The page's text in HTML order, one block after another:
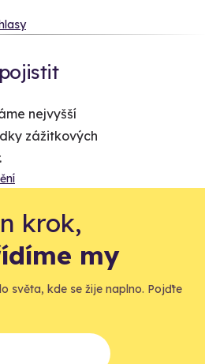
nejvyšší
zážitkových
krok,
my
světa, kde se žije naplno. Pojďte